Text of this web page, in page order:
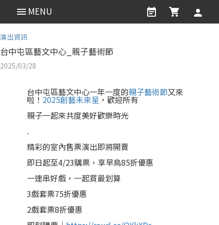
演出資訊
​台中屯區藝文中心_親子藝術節
2025/03/28
台中屯區藝文中心一年一度的親子藝術節又來
啦！ 2025創藝未來星，歡迎所有
親子一起來共度美好歡樂時光
.
精彩的室內售票演出即將開賣
即日起至4/23購票，享早鳥85折優惠
一連串好戲，一起買最划算
3戲套票75折優惠
2戲套票8折優惠
MENU